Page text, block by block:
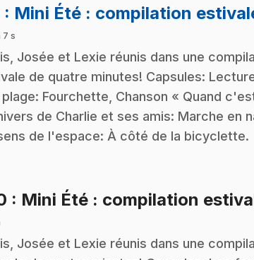
: Mini Été : compilation
7 s
Josée et Lexie réunis dans une
de quatre minutes! Capsules:
plage: Fourchette, Chanson « Quand
de Charlie et ses amis: Marche en
de l'espace: À côté de la bicyclette.
: Mini Été : compilation
Josée et Lexie réunis dans une